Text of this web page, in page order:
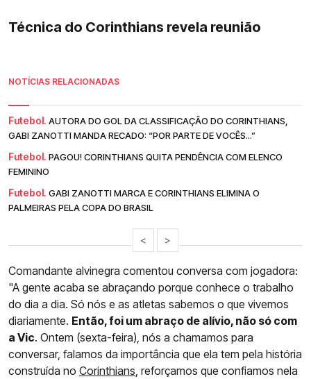
Técnica do Corinthians revela reunião
NOTÍCIAS RELACIONADAS
Futebol. AUTORA DO GOL DA CLASSIFICAÇÃO DO CORINTHIANS,
GABI ZANOTTI MANDA RECADO: “POR PARTE DE VOCÊS...”
Futebol. PAGOU! CORINTHIANS QUITA PENDÊNCIA COM ELENCO
FEMININO
Futebol. GABI ZANOTTI MARCA E CORINTHIANS ELIMINA O
PALMEIRAS PELA COPA DO BRASIL
< >
Comandante alvinegra comentou conversa com jogadora:
"A gente acaba se abraçando porque conhece o trabalho
do dia a dia. Só nós e as atletas sabemos o que vivemos
diariamente. Então, foi um abraço de alívio, não só com
a Vic. Ontem (sexta-feira), nós a chamamos para
conversar, falamos da importância que ela tem pela história
construída no Corinthians , reforçamos que confiamos nela